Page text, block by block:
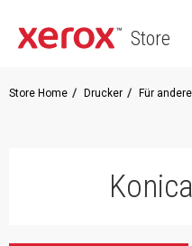
Store
Store Home Drucker Für